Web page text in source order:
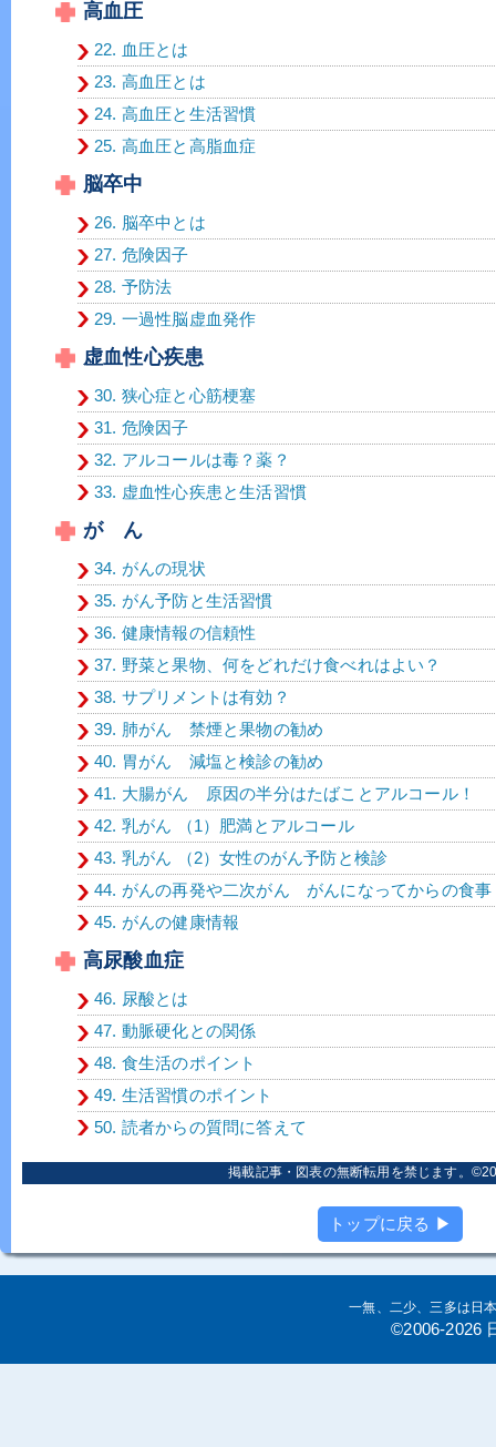
高血圧
22. 血圧とは
23. 高血圧とは
24. 高血圧と生活習慣
25. 高血圧と高脂血症
脳卒中
26. 脳卒中とは
27. 危険因子
28. 予防法
29. 一過性脳虚血発作
虚血性心疾患
30. 狭心症と心筋梗塞
31. 危険因子
32. アルコールは毒？薬？
33. 虚血性心疾患と生活習慣
が ん
34. がんの現状
35. がん予防と生活習慣
36. 健康情報の信頼性
37. 野菜と果物、何をどれだけ食べれはよい？
38. サプリメントは有効？
39. 肺がん 禁煙と果物の勧め
40. 胃がん 減塩と検診の勧め
41. 大腸がん 原因の半分はたばことアルコール！
42. 乳がん （1）肥満とアルコール
43. 乳がん （2）女性のがん予防と検診
44. がんの再発や二次がん がんになってからの食事
45. がんの健康情報
高尿酸血症
46. 尿酸とは
47. 動脈硬化との関係
48. 食生活のポイント
49. 生活習慣のポイント
50. 読者からの質問に答えて
掲載記事・図表の無断転用を禁じます。
トップに戻る ▶
一無、二少、三多は日
©2006-2026